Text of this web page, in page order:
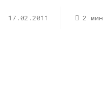
17.02.2011 2